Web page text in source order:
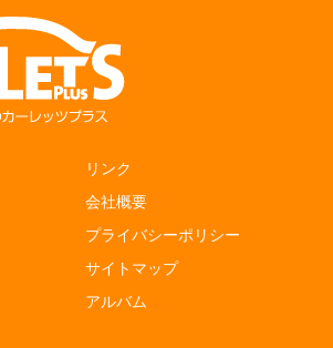
リンク
会社概要
プライバシーポリシー
サイトマップ
アルバム